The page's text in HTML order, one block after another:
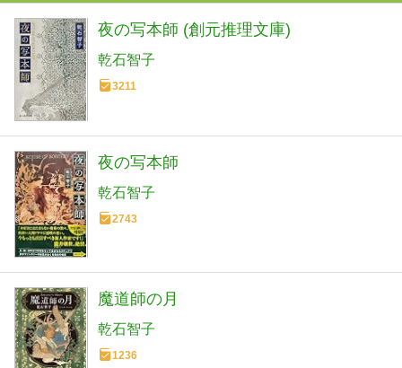
夜の写本師 (創元推理文庫)
乾石智子
3211
夜の写本師
乾石智子
2743
魔道師の月
乾石智子
1236